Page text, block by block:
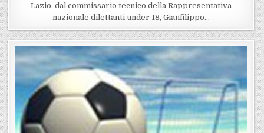
Lazio, dal commissario tecnico della Rappresentativa
nazionale dilettanti under 18, Gianfilippo…